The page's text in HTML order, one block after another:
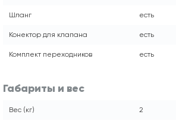
Шланг есть
Конектор для клапана есть
Комплект переходников есть
Габариты и вес
Вес (кг) 2